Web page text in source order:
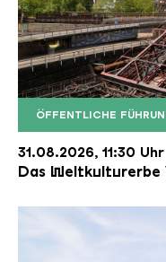
ÖFFENTLICHE
Der
Copyright:
31.08.2026, 11:30 Uhr
Das